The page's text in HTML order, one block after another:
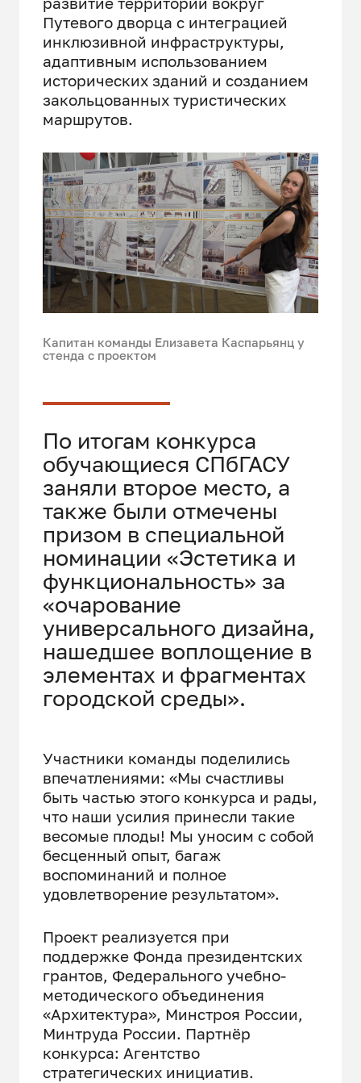
Путевого дворца с интеграцией
инклюзивной инфраструктуры,
адаптивным использованием
исторических зданий и созданием
закольцованных туристических
маршрутов.
Капитан команды Елизавета Каспарьянц у
стенда с проектом
По итогам конкурса
обучающиеся СПбГАСУ
заняли второе место, а
также были отмечены
призом в специальной
номинации «Эстетика и
функциональность» за
«очарование
универсального дизайна,
нашедшее воплощение в
элементах и фрагментах
городской среды».
Участники команды поделились
впечатлениями: «Мы счастливы
быть частью этого конкурса и рады,
что наши усилия принесли такие
весомые плоды! Мы уносим с собой
бесценный опыт, багаж
воспоминаний и полное
удовлетворение результатом».
Проект реализуется при
поддержке Фонда президентских
грантов, Федерального учебно-
методического объединения
«Архитектура», Минстроя России,
Минтруда России. Партнёр
конкурса: Агентство
стратегических инициатив.